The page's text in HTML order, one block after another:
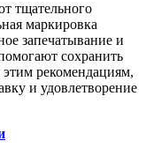
тщательного
маркировка
запечатывание и
сохранить
рекомендациям,
и удовлетворение